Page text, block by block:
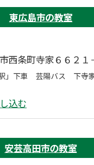
東広島市の教室
西条町寺家６６２１
」下車 芸陽バス 下寺
込む
安芸高田市の教室